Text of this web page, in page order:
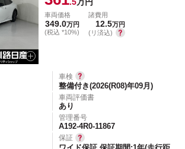
.5万円
車両価格
349.0万円
(税込 *10%)
諸費用
12.5万円
(リ済込)
車検
整備付き(2026(R08)年09月)
車両評価書
あり
管理番号
A192-4R0-11867
保証